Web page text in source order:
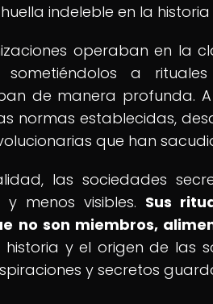
indeleble en la
operaban en la
sometiéndolos a
de manera profunda.
normas establecidas,
que han
las sociedades
y menos visibles. Sus
no son miembros,
historia y el origen de las
y secretos